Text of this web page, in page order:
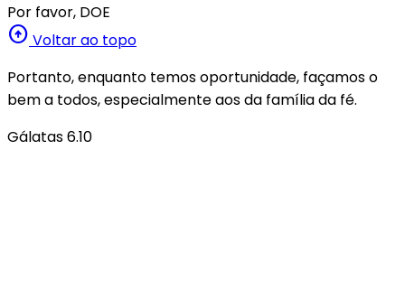
Por favor, DOE
arrow_circle_up Voltar ao topo
Portanto, enquanto temos oportunidade, façamos o
bem a todos, especialmente aos da família da fé.
Gálatas 6.10